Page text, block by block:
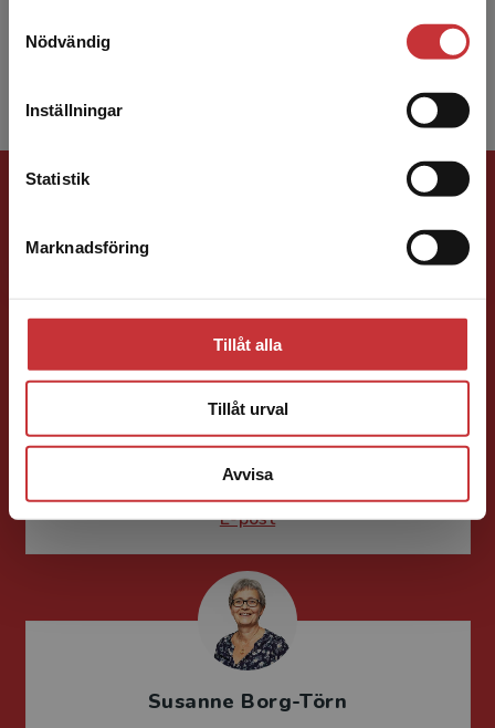
Nödvändig
Inställningar
Statistik
Marknadsföring
Tillåt alla
Tillåt urval
Avvisa
Vi erbjuder inte leveranser utanför Sverige. För
att kunna slutföra ett köp måste
1984 i ...
Peter Stoltz
Medicin, Omvårdnads- och Vårdvetenskap
046-31 21 39
E-post
Susanne Borg-Törn